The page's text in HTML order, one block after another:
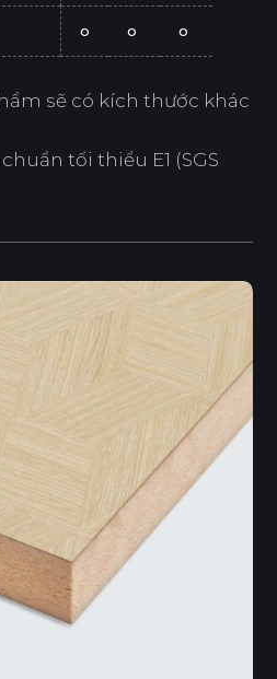
o o o
sẽ có kích thước khác
tối thiểu E1 (SGS